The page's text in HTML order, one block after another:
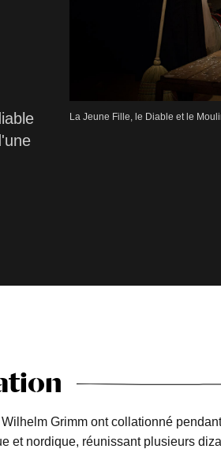
La Jeune Fille, le Diable et le
Wilhelm Grimm ont collationné
et nordique, réunissant plusieurs